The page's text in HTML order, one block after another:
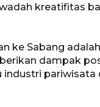
kreatifitas
ke Sabang
dampak
industri pariwisata